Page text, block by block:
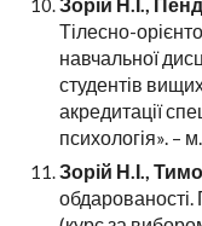
Тілесно-
навчальної
студентів вищих
акредитації
психологія». –
Зорій Н.І.,